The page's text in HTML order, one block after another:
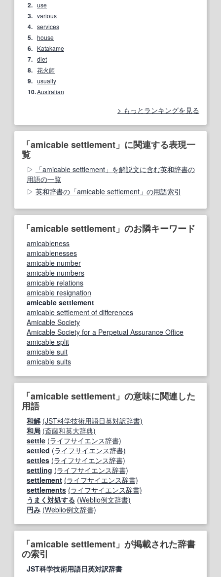
2. use
3. various
4. services
5. house
6. Katakame
7. diet
8. 花火師
9. usually
10.Australian
もっとランキングを見る
「amicable settlement」に関連する表現一
覧
「amicable settlement」を解説文に含む英和辞書の
用語の一覧
英和辞書の「amicable settlement」の用語索引
「amicable settlement」のお隣キーワード
amicableness
amicablenesses
amicable number
amicable numbers
amicable relations
amicable resignation
amicable settlement
amicable settlement of differences
Amicable Society
Amicable Society for a Perpetual Assurance Office
amicable split
amicable suit
amicable suits
「amicable settlement」の意味に関連した
用語
和解 (JST科学技術用語日英対訳辞書)
和局 (斎藤和英大辞典)
settle (ライフサイエンス辞書)
settled (ライフサイエンス辞書)
settles (ライフサイエンス辞書)
settling (ライフサイエンス辞書)
settlement (ライフサイエンス辞書)
settlements (ライフサイエンス辞書)
うまく対処する (Weblio例文辞書)
円み (Weblio例文辞書)
「amicable settlement」が掲載された辞書
の索引
JST科学技術用語日英対訳辞書